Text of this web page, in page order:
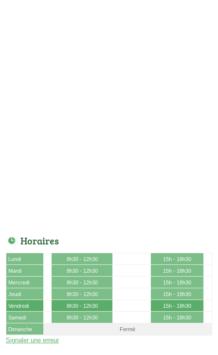
Horaires
Lundi 8h30 - 12h30
15h - 18h30
Mardi
8h30 - 12h30
15h - 18h30
Mercredi
8h30 - 12h30
15h - 18h30
Jeudi
8h30 - 12h30
15h - 18h30
Vendredi
8h30 - 12h30
15h - 18h30
Samedi
8h30 - 12h30
15h - 18h30
Dimanche
Fermé
Signaler une erreur